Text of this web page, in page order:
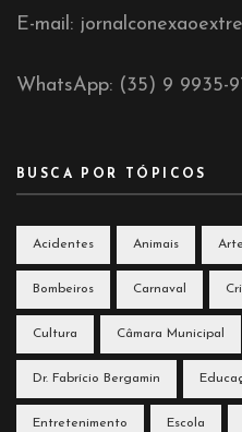
E-mail:
WhatsApp: (35) 9 9935-
BUSCA POR TÓPICOS
Acidentes Animais Arte
Bombeiros Carnaval
Cultura Câmara Municipal
Dr. Fabrício Bergamin
Entretenimento Escola